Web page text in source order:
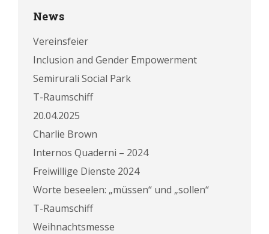
News
Vereinsfeier
Inclusion and Gender Empowerment
Semirurali Social Park
T-Raumschiff
20.04.2025
Charlie Brown
Internos Quaderni – 2024
Freiwillige Dienste 2024
Worte beseelen: „müssen“ und „sollen“
T-Raumschiff
Weihnachtsmesse